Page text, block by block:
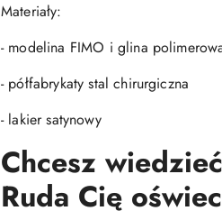
Materiały:
- modelina FIMO i glina
- półfabrykaty stal chirurgiczna
- lakier satynowy
Chcesz
Ruda Cię